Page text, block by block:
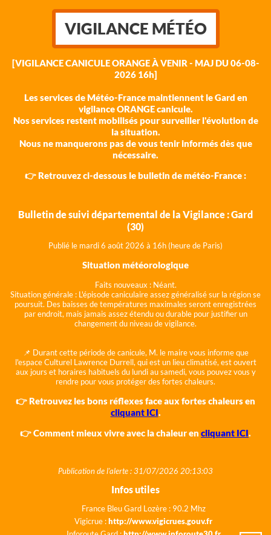
VIGILANCE MÉTÉO
[VIGILANCE CANICULE ORANGE À VENIR - MAJ DU 06-08-
2026 16h]
Les services de Météo-France maintiennent le Gard en
vigilance ORANGE canicule.
Nos services restent mobilisés pour surveiller l'évolution de
la situation.
Nous ne manquerons pas de vous tenir informés dès que
nécessaire.
👉 Retrouvez ci-dessous le bulletin de météo-France :
Bulletin de suivi départemental de la Vigilance : Gard
(30)
Publié le mardi 6 août 2026 à 16h (heure de Paris)
Situation météorologique
Faits nouveaux : Néant.
Situation générale : L'épisode caniculaire assez généralisé sur la région se
poursuit. Des baisses de températures maximales seront enregistrées
par endroit, mais jamais assez étendu ou durable pour justifier un
changement du niveau de vigilance.
📌 Durant cette période de canicule, M. le maire vous informe que
l'espace Culturel Lawrence Durrell, qui est un lieu climatisé, est ouvert
aux jours et horaires habituels du lundi au samedi, vous pouvez vous y
rendre pour vous protéger des fortes chaleurs.
👉 Retrouvez les bons réflexes face aux fortes chaleurs en
cliquant ICI.
👉 Comment mieux vivre avec la chaleur en cliquant ICI.
Publication de l'alerte : 31/07/2026 20:13:03
Infos utiles
France Bleu Gard Lozère : 90.2 Mhz
Vigicrue :http://www.vigicrues.gouv.fr